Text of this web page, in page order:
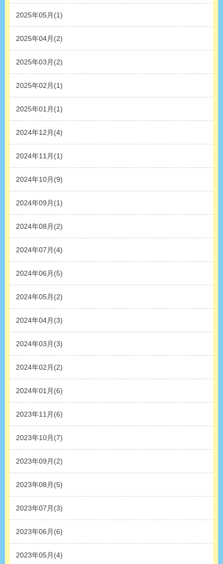
2025年05月(1)
2025年04月(2)
2025年03月(2)
2025年02月(1)
2025年01月(1)
2024年12月(4)
2024年11月(1)
2024年10月(9)
2024年09月(1)
2024年08月(2)
2024年07月(4)
2024年06月(5)
2024年05月(2)
2024年04月(3)
2024年03月(3)
2024年02月(2)
2024年01月(6)
2023年11月(6)
2023年10月(7)
2023年09月(2)
2023年08月(5)
2023年07月(3)
2023年06月(6)
2023年05月(4)